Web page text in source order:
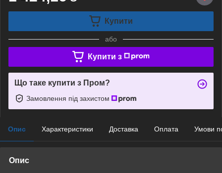
Купити
або
Купити з
Що таке купити з Пром?
Замовлення під захистом
Опис Характеристики Доставка Оплата Умови
Опис